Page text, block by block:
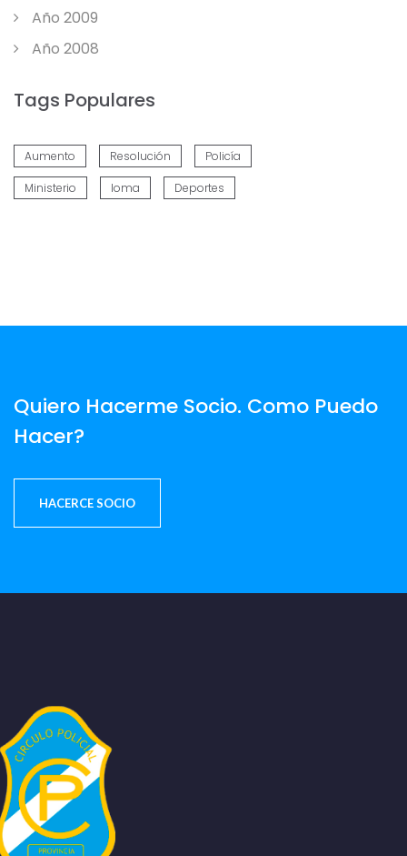
Año 2009
Año 2008
Tags Populares
Aumento Resolución Policía
Ministerio Ioma Deportes
Quiero Hacerme Socio. Como Puedo
Hacer?
HACERCE SOCIO